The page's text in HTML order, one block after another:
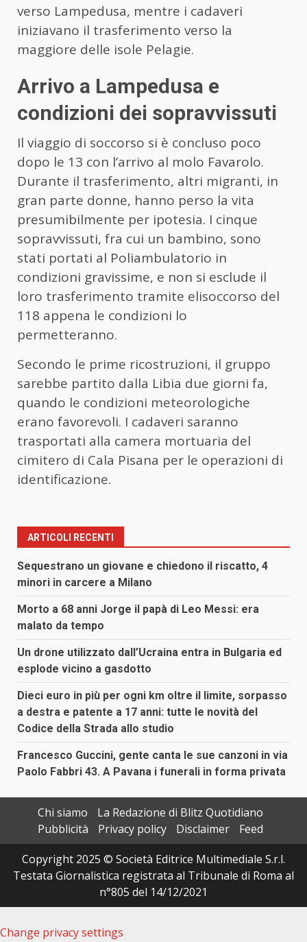
verso Lampedusa, mentre i cadaveri
iniziavano il trasferimento verso la
maggiore delle isole Pelagie.
Arrivo a Lampedusa e
condizioni dei sopravvissuti
Il viaggio di soccorso si è concluso poco
dopo le 13 con l’arrivo al molo Favarolo.
Durante il trasferimento, altri migranti, in
gran parte donne, hanno perso la vita
presumibilmente per ipotesia. I cinque
sopravvissuti, fra cui un bambino, sono
stati portati al Poliambulatorio in
condizioni gravissime, e non si esclude il
loro trasferimento tramite elisoccorso del
118 appena le condizioni lo
permetteranno.
Secondo le prime ricostruzioni, il gruppo
sarebbe partito dalla Libia due giorni fa,
quando le condizioni meteorologiche
erano favorevoli. I cadaveri saranno
trasportati alla camera mortuaria del
cimitero di Cala Pisana per le operazioni di
identificazione.
ARTICOLI RECENTI
Sequestrano un giovane e chiedono il riscatto, 4
minori in carcere a Milano
Morto a 68 anni Jorge il papà di Leo Messi: era
malato da tempo
Un drone utilizzato dall’Ucraina entra in Bulgaria ed
esplode vicino a gasdotto
Dieci euro in più per ogni km oltre il limite, sorpasso
a destra e patente a 17 anni: tutte le novità del
Codice della Strada allo studio
Francesco Guccini, gente canta le sue canzoni in via
Paolo Fabbri 43. A Pavana i funerali in forma privata
Chi siamo
La Redazione di Blitz Quotidiano
Pubblicità
Privacy policy Disclaimer
Feed
Copyright 2025 © Società Editrice Multimediale S.r.l.
Testata Giornalistica registrata al Tribunale di Roma al
n°805 del 14/12/2021
Change privacy settings